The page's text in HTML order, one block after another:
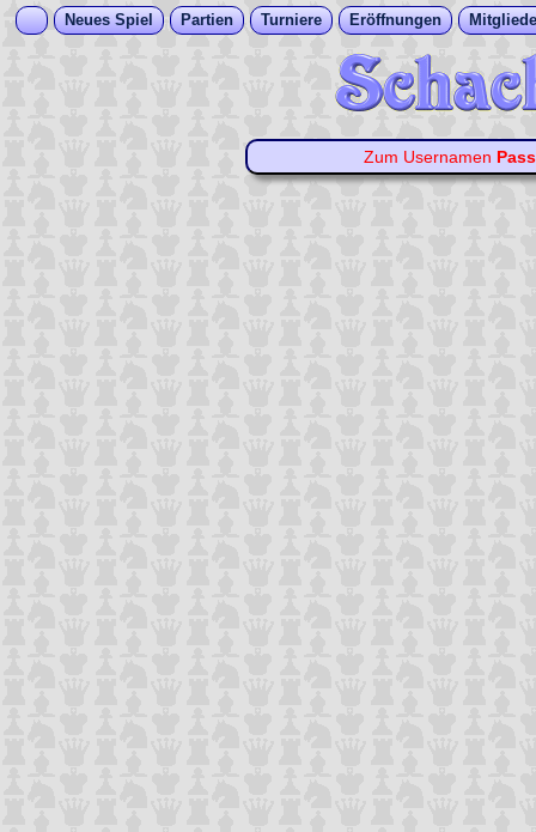
Neues Spiel Partien Turniere Eröffnungen
Zum Usernamen